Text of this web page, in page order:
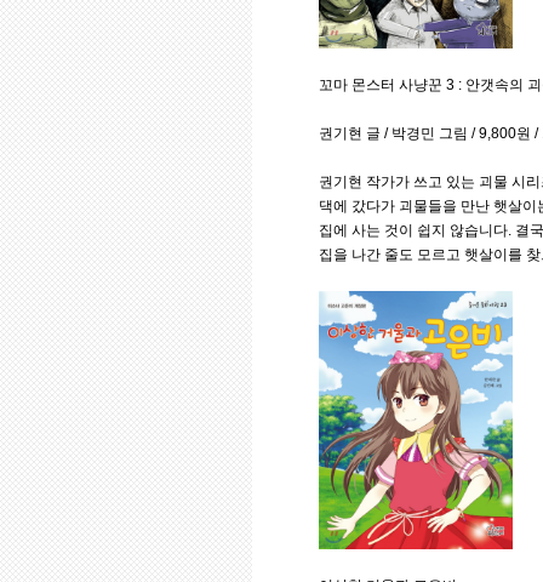
꼬마 몬스터 사냥꾼 3 : 안갯속의
권기현 글 / 박경민 그림 / 9,800원
권기현 작가가 쓰고 있는 괴물 시
댁에 갔다가 괴물들을 만난 햇살
집에 사는 것이 쉽지 않습니다. 결
집을 나간 줄도 모르고 햇살이를